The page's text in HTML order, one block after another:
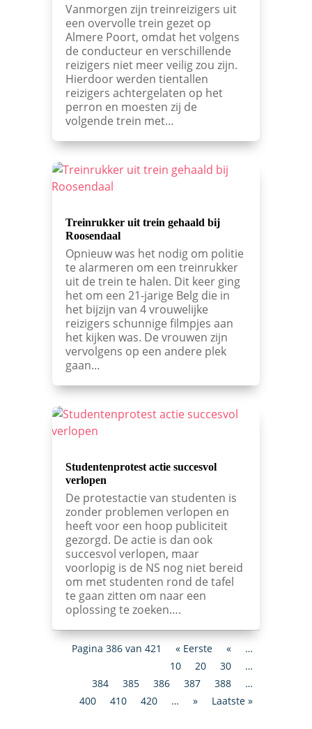
Vanmorgen zijn treinreizigers uit
een overvolle trein gezet op
Almere Poort, omdat het volgens
de conducteur en verschillende
reizigers niet meer veilig zou zijn.
Hierdoor werden tientallen
reizigers achtergelaten op het
perron en moesten zij de
volgende trein met…
Treinrukker uit trein gehaald bij
Roosendaal
Opnieuw was het nodig om politie
te alarmeren om een treinrukker
uit de trein te halen. Dit keer ging
het om een 21-jarige Belg die in
het bijzijn van 4 vrouwelijke
reizigers schunnige filmpjes aan
het kijken was. De vrouwen zijn
vervolgens op een andere plek
gaan…
Studentenprotest actie succesvol
verlopen
De protestactie van studenten is
zonder problemen verlopen en
heeft voor een hoop publiciteit
gezorgd. De actie is dan ook
succesvol verlopen, maar
voorlopig is de NS nog niet bereid
om met studenten rond de tafel
te gaan zitten om naar een
oplossing te zoeken….
Pagina 386 van 421 « Eerste «
…
10
20 30
…
384
385 386 387 388
…
400
410 420 … » Laatste »